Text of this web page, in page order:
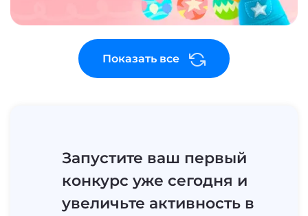
Показать все
Запустите ваш первый
конкурс уже сегодня и
увеличьте активность в